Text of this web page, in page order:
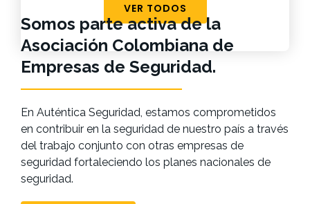
VER TODOS
Somos parte activa de la
Asociación Colombiana de
Empresas de Seguridad.
En Auténtica Seguridad, estamos comprometidos
en contribuir en la seguridad de nuestro país a través
del trabajo conjunto con otras empresas de
seguridad fortaleciendo los planes nacionales de
seguridad.